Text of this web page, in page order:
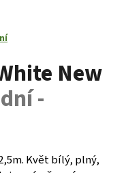
New
-
Květ bílý, plný,